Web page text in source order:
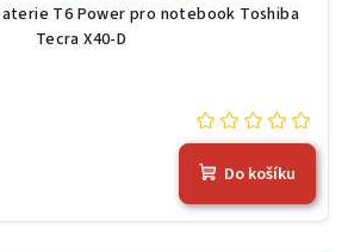
T6 Power pro notebook Toshiba
Tecra X40-D
Do košíku